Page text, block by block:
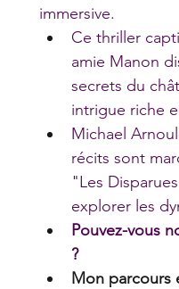
immersive.
Ce thriller
amie Manon
secrets du
intrigue riche
Michael
récits sont
"Les
explorer les
Pouvez-vous
?
Mon parcours